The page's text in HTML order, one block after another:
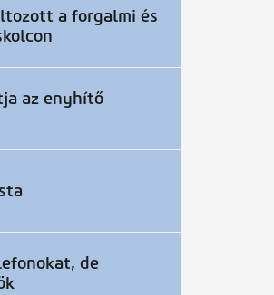
a forgalmi és
az enyhítő
de